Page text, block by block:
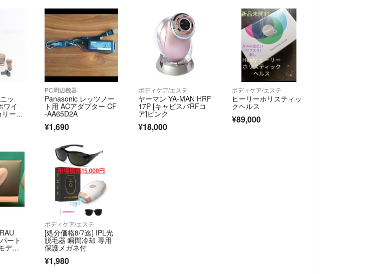
ッ
ワイ
ー 0.
PC周辺機器
Panasonic レッツノー
ト用 ACアダプター CF
-AA65D2A
¥1,690
ボディケア/エステ
ヤーマン YA-MAN HRF
17P [キャビスパRFコ
ア]ピンク
¥18,000
ボディケア/エステ
ヒーリーホリスティッ
クヘルス
¥89,000
ート
デル/
ボディケア/エステ
[処分価格8/7迄] IPL光
脱毛器 瞬間冷却 専用
保護メガネ付
¥1,980